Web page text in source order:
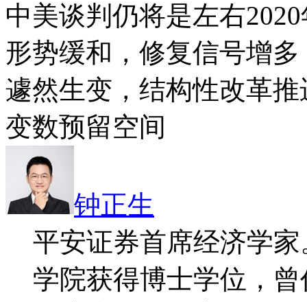
中美谈判仍将是左右
形势缓和，修复信号增
遽然生变，结构性改革
变数预留空间
钟正生
平安证券首席经济学
学院获得博士学位，